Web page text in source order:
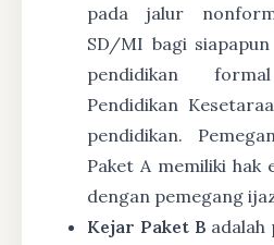
pada jalur
SD/MI bagi
pendidikan
Pendidikan
pendidikan.
Paket A memiliki hak
dengan pemegang
Kejar Paket B